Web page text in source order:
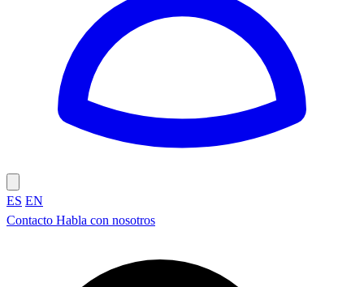
ES EN
Contacto Habla con nosotros